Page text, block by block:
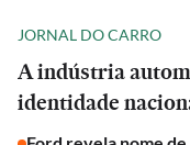
JORNAL DO CARRO
A indústria
identidade